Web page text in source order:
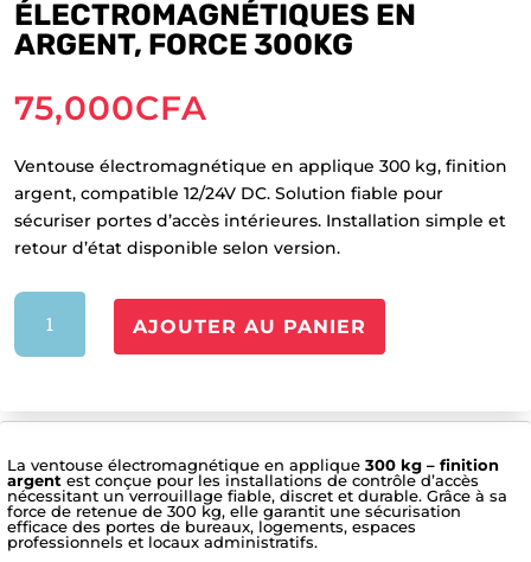
ÉLECTROMAGNÉTIQUES EN
ARGENT, FORCE 300KG
75,000CFA
Ventouse électromagnétique en applique 300 kg, finition
argent, compatible 12/24V DC. Solution fiable pour
sécuriser portes d’accès intérieures. Installation simple et
retour d’état disponible selon version.
quantité
Ventouses
en
force
300kg
AJOUTER AU PANIER
La ventouse électromagnétique en applique 300 kg – finition
argent est conçue pour les installations de contrôle d’accès
nécessitant un verrouillage fiable, discret et durable. Grâce à sa
force de retenue de 300 kg, elle garantit une sécurisation
efficace des portes de bureaux, logements, espaces
professionnels et locaux administratifs.